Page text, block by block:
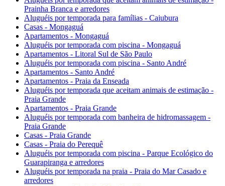
Prainha Branca e arredores
Aluguéis por temporada para famílias - Caiubura
Casas - Mongaguá
Apartamentos - Mongaguá
Aluguéis por temporada com piscina - Mongaguá
Apartamentos - Litoral Sul de São Paulo
Aluguéis por temporada com piscina - Santo André
Apartamentos - Santo André
Apartamentos - Praia da Enseada
Aluguéis por temporada que aceitam animais de estimação -
Praia Grande
Apartamentos - Praia Grande
Aluguéis por temporada com banheira de hidromassagem -
Praia Grande
Casas - Praia Grande
Casas - Praia do Perequê
Aluguéis por temporada com piscina - Parque Ecológico do
Guarapiranga e arredores
Aluguéis por temporada na praia - Praia do Mar Casado e
arredores